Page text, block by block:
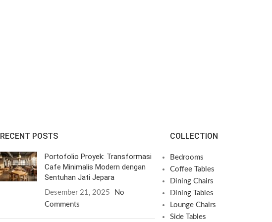
RECENT POSTS
Portofolio Proyek: Transformasi
Cafe Minimalis Modern dengan
Sentuhan Jati Jepara
Desember 21, 2025
No
Comments
COLLECTION
Bedrooms
Coffee Tables
Dining Chairs
Dining Tables
Lounge Chairs
Side Tables